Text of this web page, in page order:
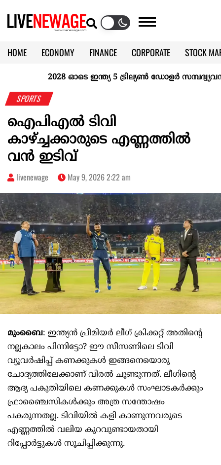
HOME ECONOMY FINANCE CORPORATE
STOCK
KERALA @70
2028 ഓടെ ഇന്ത്യ 5 ട്രില്യണ്‍ ഡോളര്‍
SPORTS
ഐപിഎല്‍ ടിവി
കാഴ്ച്ചക്കാരുടെ എണ്ണത്തില്‍
വന്‍ ഇടിവ്
livenewage May 9, 2026 2:22 am
മുംബൈ: ഇന്ത്യന്‍ പ്രീമിയര്‍ ലീഗ് ക്രിക്കറ്റ് അതിന്റെ
നല്ലകാലം പിന്നിട്ടോ? ഈ സീസണിലെ ടിവി
വ്യൂവര്‍ഷിപ്പ് കണക്കുകള്‍ ഇങ്ങനെയൊരു
ചോദ്യത്തിലേക്കാണ് വിരല്‍ ചൂണ്ടുന്നത്. ലീഗിന്റെ
ആദ്യ പകുതിയിലെ കണക്കുകള്‍ സംഘാടകര്‍ക്കും
ഫ്രാഞ്ചൈസികള്‍ക്കും അത്ര സന്തോഷം
പകരുന്നതല്ല. ടിവിയില്‍ കളി കാണുന്നവരുടെ
എണ്ണത്തില്‍ വലിയ കുറവുണ്ടായതായി
റിപ്പോര്‍ട്ടുകള്‍ സൂചിപ്പിക്കുന്നു.